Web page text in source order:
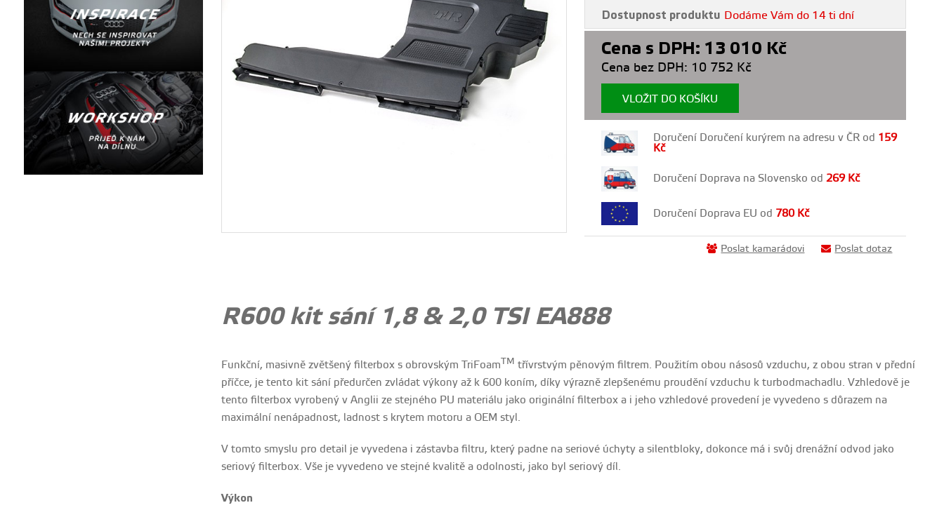
Dostupnost produktu Dodáme Vám do 14 ti dní
Cena s DPH: 13 010 Kč
Cena bez DPH: 10 752 Kč
VLOŽIT DO KOŠÍKU
Doručení Doručení kurýrem na adresu v ČR od 159
Kč
Doručení Doprava na Slovensko od269 Kč
Doručení Doprava EU od 780 Kč
Poslat kamarádovi Poslat dotaz
R600 kit sání 1,8 & 2,0 TSI EA888
Funkční, masivně zvětšený filterbox s obrovským TriFoamTM třívrstvým pěnovým filtrem. Použitím obou násosů vzduchu, z obou stran v přední
příčce, je tento kit sání předurčen zvládat výkony až k 600 koním, díky výrazně zlepšenému proudění vzduchu k turbodmachadlu. Vzhledově je
tento filterbox vyrobený v Anglii ze stejného PU materiálu jako originální filterbox a i jeho vzhledové provedení je vyvedeno s důrazem na
maximální nenápadnost, ladnost s krytem motoru a OEM styl.
V tomto smyslu pro detail je vyvedena i zástavba filtru, který padne na seriové úchyty a silentbloky, dokonce má i svůj drenážní odvod jako
seriový filterbox. Vše je vyvedeno ve stejné kvalitě a odolnosti, jako byl seriový díl.
Výkon